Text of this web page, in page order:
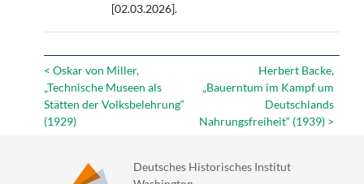
[02.03.2026].
< Oskar von Miller,
„Technische Museen als
Stätten der Volksbelehrung“
(1929)
Herbert Backe,
„Bauerntum im Kampf um
Deutschlands
Nahrungsfreiheit“ (1939) >
Deutsches Historisches Institut